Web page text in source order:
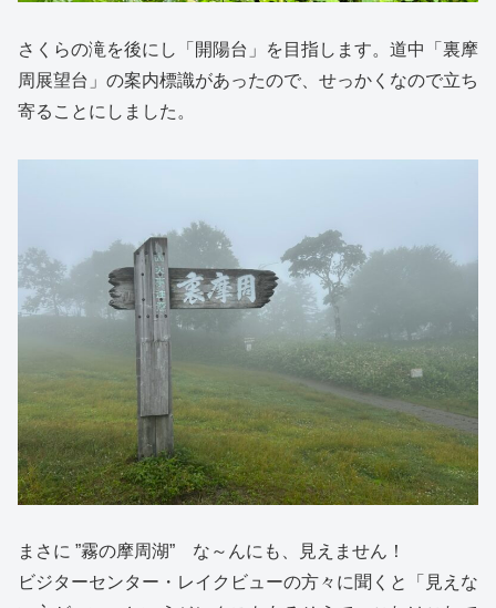
さくらの滝を後にし「開陽台」を目指します。道中「裏摩
周展望台」の案内標識があったので、せっかくなので立ち
寄ることにしました。
まさに ”霧の摩周湖” な～んにも、見えません！
ビジターセンター・レイクビューの方々に聞くと「見えな